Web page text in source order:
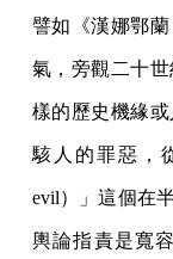
譬如《漢娜鄂
氣，旁觀二十
樣的歷史機緣
駭人的罪惡，
evil）」這個在
輿論指責是寬